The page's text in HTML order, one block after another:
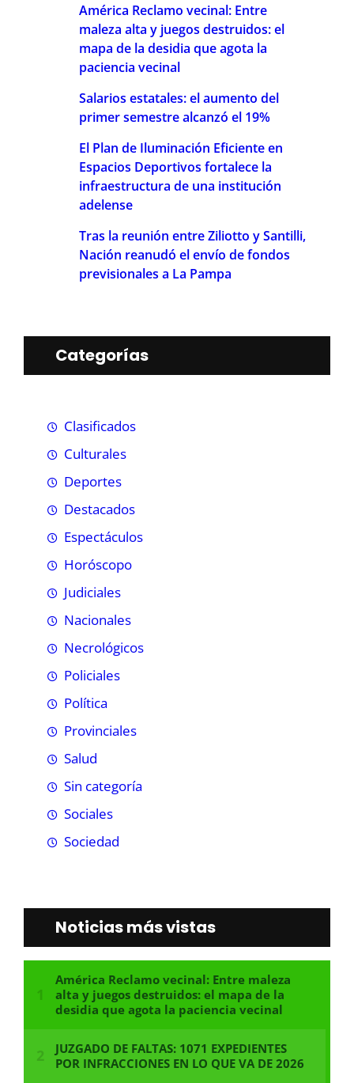
América Reclamo vecinal: Entre
maleza alta y juegos destruidos: el
mapa de la desidia que agota la
paciencia vecinal
Salarios estatales: el aumento del
primer semestre alcanzó el 19%
El Plan de Iluminación Eficiente en
Espacios Deportivos fortalece la
infraestructura de una institución
adelense
Tras la reunión entre Ziliotto y Santilli,
Nación reanudó el envío de fondos
previsionales a La Pampa
Categorías
Clasificados
Culturales
Deportes
Destacados
Espectáculos
Horóscopo
Judiciales
Nacionales
Necrológicos
Policiales
Política
Provinciales
Salud
Sin categoría
Sociales
Sociedad
Noticias más vistas